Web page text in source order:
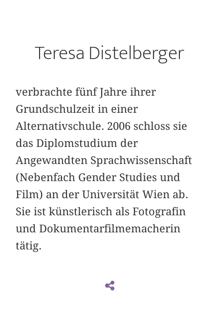
Teresa Distelberger
verbrachte fünf Jahre ihrer
Grundschulzeit in einer
Alternativschule. 2006 schloss sie
das Diplomstudium der
Angewandten Sprachwissenschaft
(Nebenfach Gender Studies und
Film) an der Universität Wien ab.
Sie ist künstlerisch als Fotografin
und Dokumentarfilmemacherin
tätig.